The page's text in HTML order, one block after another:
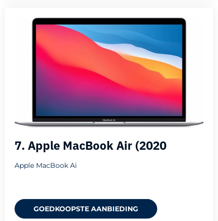
7. Apple MacBook Air (2020
Apple MacBook Ai
GOEDKOOPSTE AANBIEDING